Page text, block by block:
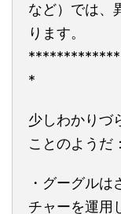
など）では、
ります。
*
少しわかりづ
ことのようだ：
・グーグルは
チャーを運用